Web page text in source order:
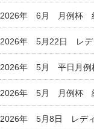
2026年 6月 月例杯
2026年 5月22日 レデ
2026年 5月 平日月例
2026年 5月 月例杯
2026年 5月8日 レデ